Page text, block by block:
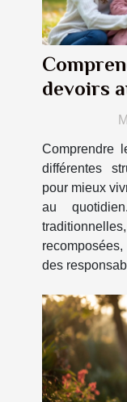
devoirs
Comprendre
différentes
pour mieux
au
des